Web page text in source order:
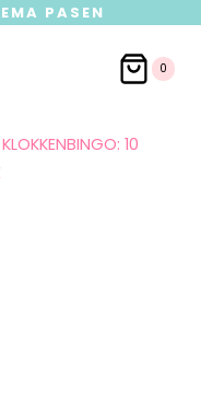
PASEN
0
KLOKKENBINGO: 10